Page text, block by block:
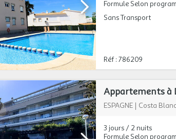
Formule Selon
Sans Transport
Réf : 786209
Appartements à
ESPAGNE | Costa
3 jours / 2 nuits
Formule Selon